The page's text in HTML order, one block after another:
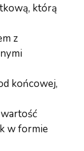
którą
z
końcowej,
w formie